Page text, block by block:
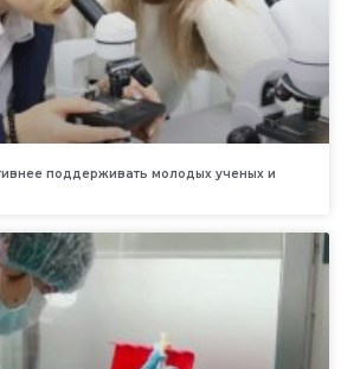
поддерживать молодых ученых и